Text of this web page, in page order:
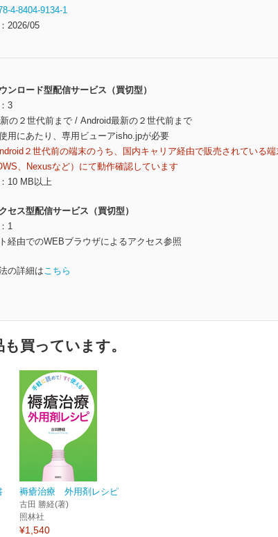
4-8404-9134-1
2026/05
ンロード型配信サービス（買切型）
3
の２世代前まで / Android最新の２世代前まで
用にあたり、専用ビューアisho.jpが必要
２世代前の端末のうち、国内キャリア経由で販売されている端
、Nexusなど）にて動作確認しています
10 MB以上
セス型配信サービス（買切型）
1
経由でのWEBブラウザによるアクセス参照
の詳細はこちら
買っています。
褥瘡治療 外用剤レシピ
古田 勝経(著)
照林社
¥1,540